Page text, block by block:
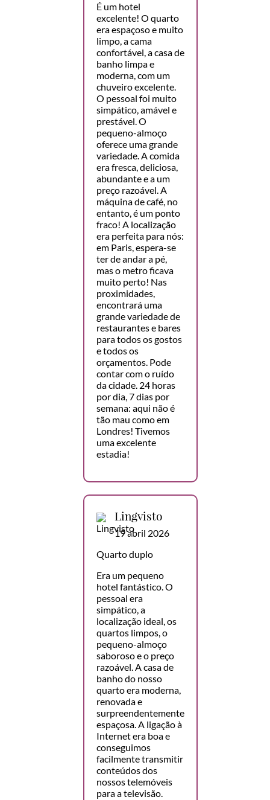
É um hotel
excelente! O quarto
era espaçoso e muito
limpo, a cama
confortável, a casa de
banho limpa e
moderna, com um
chuveiro excelente.
O pessoal foi muito
simpático, amável e
prestável. O
pequeno-almoço
oferece uma grande
variedade. A comida
era fresca, deliciosa,
abundante e a um
preço razoável. A
máquina de café, no
entanto, é um ponto
fraco! A localização
era perfeita para nós:
em Paris, espera-se
ter de andar a pé,
mas o metro ficava
muito perto! Nas
proximidades,
encontrará uma
grande variedade de
restaurantes e bares
para todos os gostos
e todos os
orçamentos. Pode
contar com o ruído
da cidade. 24 horas
por dia, 7 dias por
semana: aqui não é
tão mau como em
Londres! Tivemos
uma excelente
estadia!
Lingvisto
19 abril 2026
Quarto duplo
Era um pequeno
hotel fantástico. O
pessoal era
simpático, a
localização ideal, os
quartos limpos, o
pequeno-almoço
saboroso e o preço
razoável. A casa de
banho do nosso
quarto era moderna,
renovada e
surpreendentemente
espaçosa. A ligação à
Internet era boa e
conseguimos
facilmente transmitir
conteúdos dos
nossos telemóveis
para a televisão.